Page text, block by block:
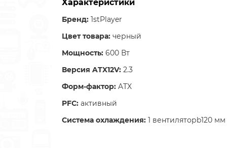
Характеристики
Бренд: 1stPlayer
Цвет товара: черный
Мощность: 600 Вт
Версия ATX12V: 2.3
Форм-фактор: ATX
PFC: активный
Система охлаждения: 1 вентиляторb120 мм